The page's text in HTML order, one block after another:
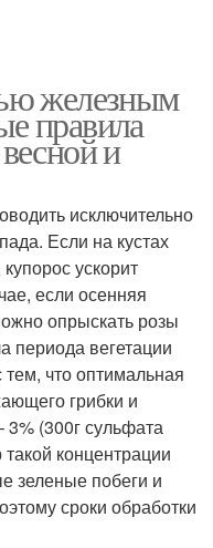
железным
правила
и
исключительно
Если на кустах
ускорит
если осенняя
опрыскать розы
периода вегетации
что оптимальная
грибки и
(300г сульфата
концентрации
зеленые побеги и
сроки обработки